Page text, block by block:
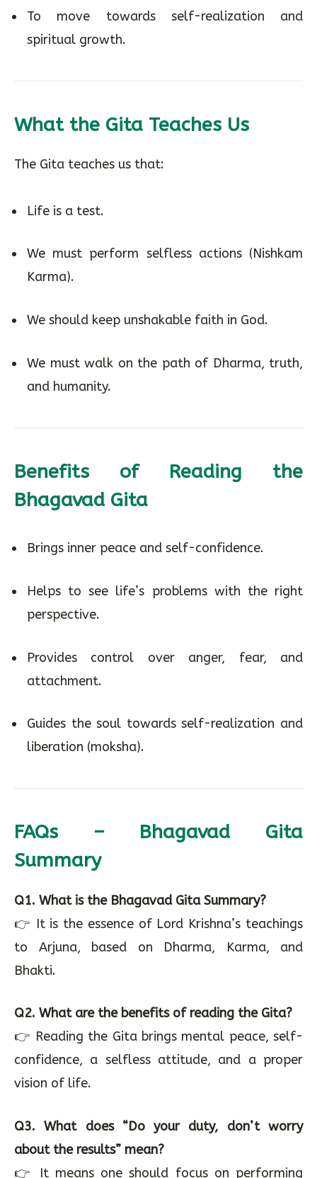
To move towards self-realization and
spiritual growth.
What the Gita Teaches Us
The Gita teaches us that:
Life is a test.
We must perform selfless actions (Nishkam
Karma).
We should keep unshakable faith in God.
We must walk on the path of Dharma, truth,
and humanity.
Benefits of Reading the
Bhagavad Gita
Brings inner peace and self-confidence.
Helps to see life’s problems with the right
perspective.
Provides control over anger, fear, and
attachment.
Guides the soul towards self-realization and
liberation (moksha).
FAQs – Bhagavad Gita
Summary
Q1. What is the Bhagavad Gita Summary?
👉 It is the essence of Lord Krishna’s teachings
to Arjuna, based on Dharma, Karma, and
Bhakti.
Q2. What are the benefits of reading the Gita?
👉 Reading the Gita brings mental peace, self-
confidence, a selfless attitude, and a proper
vision of life.
Q3. What does “Do your duty, don’t worry
about the results” mean?
👉 It means one should focus on performing